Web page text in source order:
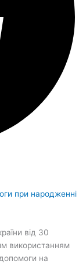
при народженні
від 30
використанням
на